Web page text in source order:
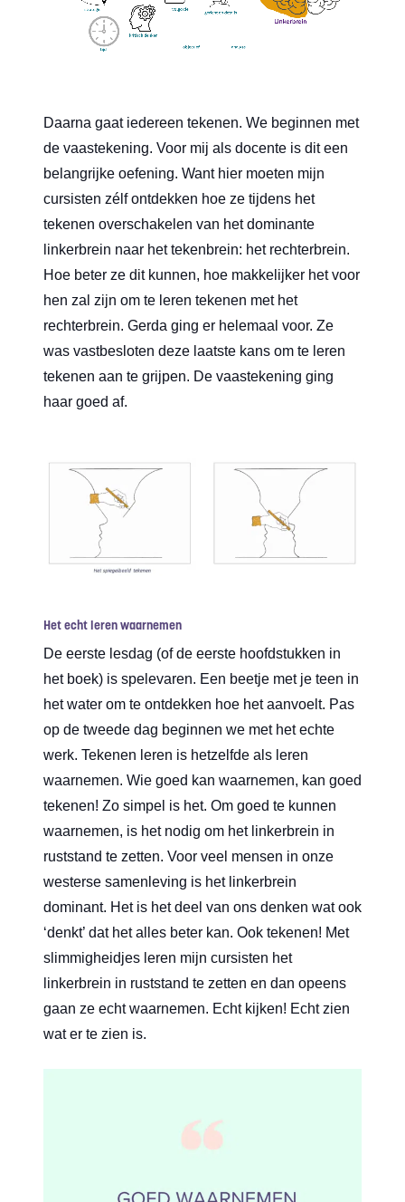
Daarna gaat iedereen tekenen. We beginnen met
de vaastekening. Voor mij als docente is dit een
belangrijke oefening. Want hier moeten mijn
cursisten zélf ontdekken hoe ze tijdens het
tekenen overschakelen van het dominante
linkerbrein naar het tekenbrein: het rechterbrein.
Hoe beter ze dit kunnen, hoe makkelijker het voor
hen zal zijn om te leren tekenen met het
rechterbrein. Gerda ging er helemaal voor. Ze
was vastbesloten deze laatste kans om te leren
tekenen aan te grijpen. De vaastekening ging
haar goed af.
Het echt leren waarnemen
De eerste lesdag (of de eerste hoofdstukken in
het boek) is spelevaren. Een beetje met je teen in
het water om te ontdekken hoe het aanvoelt. Pas
op de tweede dag beginnen we met het echte
werk. Tekenen leren is hetzelfde als leren
waarnemen. Wie goed kan waarnemen, kan goed
tekenen! Zo simpel is het. Om goed te kunnen
waarnemen, is het nodig om het linkerbrein in
ruststand te zetten. Voor veel mensen in onze
westerse samenleving is het linkerbrein
dominant. Het is het deel van ons denken wat ook
‘denkt’ dat het alles beter kan. Ook tekenen! Met
slimmigheidjes leren mijn cursisten het
linkerbrein in ruststand te zetten en dan opeens
gaan ze echt waarnemen. Echt kijken! Echt zien
wat er te zien is.